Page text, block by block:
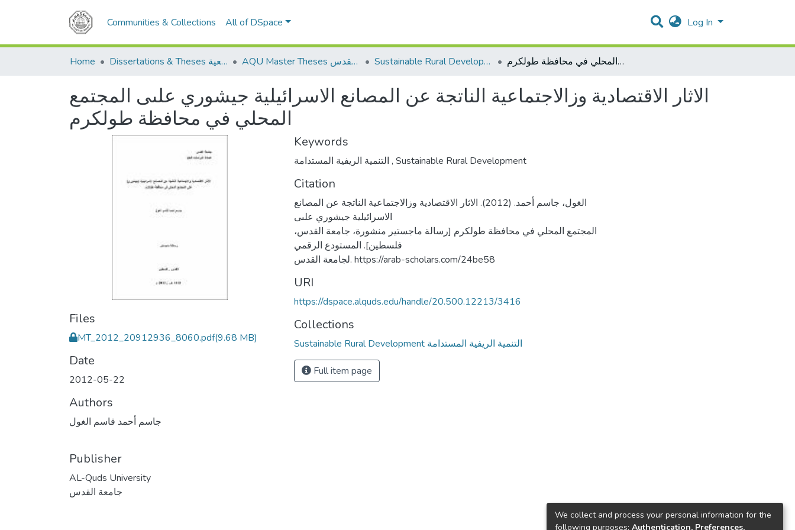
Communities & Collections All of DSpace Log In
Home Dissertations & Theses الرسائل الجامعية AQU Master Theses الرسائل الجامعية الخاصة بجامعة القدس Sustainable Rural Development التنمية الريفية المستدامة الاثار الاقتصادية وزالاجتماعية الناتجة عن المصانع الاسرائيلية جيشوري علىى المجتمع المحلي في محافظة طولكرم
الاثار الاقتصادية وزالاجتماعية الناتجة عن المصانع الاسرائيلية جيشوري علىى المجتمع
المحلي في محافظة طولكرم
Files
MT_2012_20912936_8060.pdf(9.68 MB)
Date
2012-05-22
Authors
جاسم أحمد قاسم الغول
Publisher
AL-Quds University
جامعة القدس
Keywords
, Sustainable Rural Development
Citation
الغول، جاسم أحمد. (2012). الاثار الاقتصادية وزالاجتماعية الناتجة عن المصانع
الاسرائيلية جيشوري علىى
المجتمع المحلي في محافظة طولكرم [رسالة ماجستير منشورة، جامعة القدس،
فلسطين]. المستودع الرقمي
لجامعة القدس. https://arab-scholars.com/24be58
URI
https://dspace.alquds.edu/handle/20.500.12213/3416
Collections
Sustainable Rural Development التنمية الريفية المستدامة
Full item page
We collect and process your personal information for the
following purposes: Authentication, Preferences,